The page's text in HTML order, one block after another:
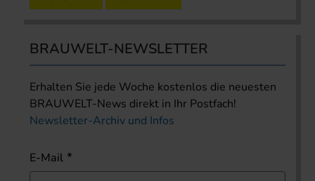
BRAUWELT-NEWSLETTER
Erhalten Sie jede Woche kostenlos die neuesten
BRAUWELT-News direkt in Ihr Postfach!
Newsletter-Archiv und Infos
E-Mail